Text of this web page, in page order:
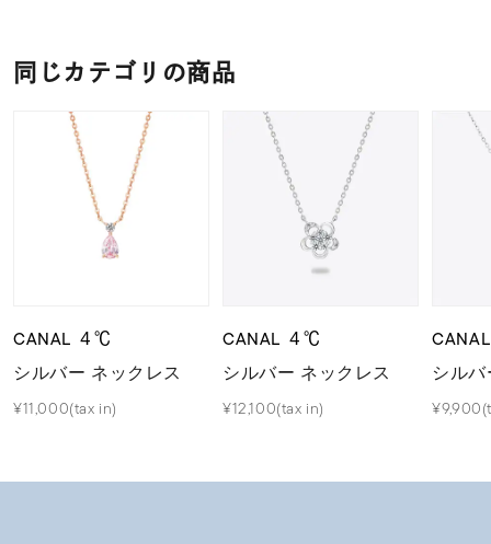
同じカテゴリの商品
CANAL ４℃
シルバー ネックレス
¥11,000(tax in)
CANAL ４℃
シルバー ネックレス
¥12,100(tax in)
シル